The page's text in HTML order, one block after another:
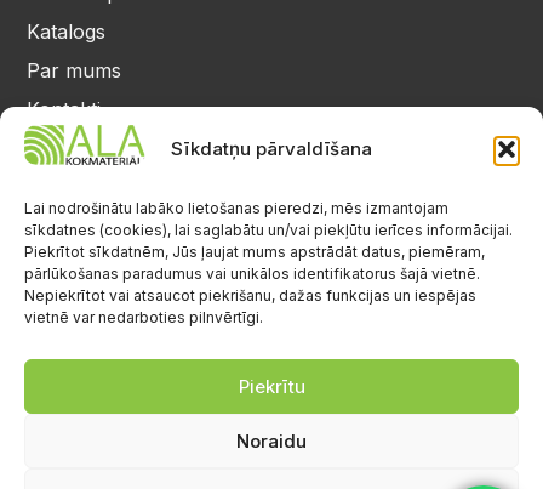
Sīkdatņu pārvaldīšana
Lai nodrošinātu labāko lietošanas pieredzi, mēs izmantojam
sīkdatnes (cookies), lai saglabātu un/vai piekļūtu ierīces informācijai.
Piekrītot sīkdatnēm, Jūs ļaujat mums apstrādāt datus, piemēram,
pārlūkošanas paradumus vai unikālos identifikatorus šajā vietnē.
Nepiekrītot vai atsaucot piekrišanu, dažas funkcijas un iespējas
vietnē var nedarboties pilnvērtīgi.
Piekrītu
Noraidu
Katalogs
Par mums
Kontakti
Privātuma politika
25 64 17 98
info@alalignea.lv
Daugavas iela 28, Mārupe
Facebook
S.-Sv.: brīvs